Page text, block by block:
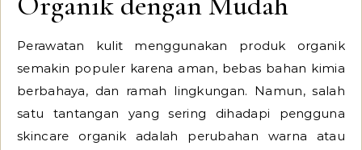
Perawatan kulit menggunakan produk organik
semakin populer karena aman, bebas bahan kimia
berbahaya, dan ramah lingkungan. Namun, salah
satu tantangan yang sering dihadapi pengguna
skincare organik adalah perubahan warna atau